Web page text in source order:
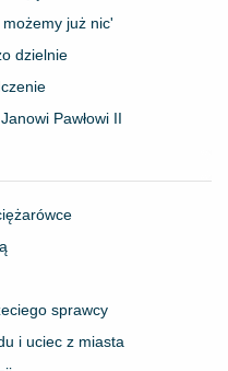
już nic'
dzielnie
Pawłowi II
sprawcy
i uciec z miasta